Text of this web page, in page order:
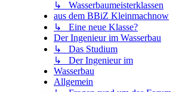
↳ Wasserbaumeisterklassen
aus dem BBiZ Kleinmachnow
↳ Eine neue Klasse?
Der Ingenieur im Wasserbau
↳ Das Studium
↳ Der Ingenieur im
Wasserbau
Allgemein